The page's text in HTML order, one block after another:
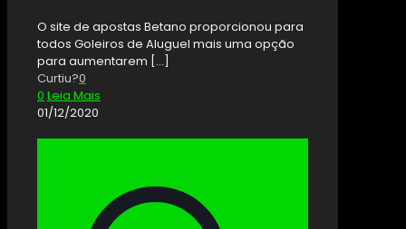
O site de apostas Betano proporcionou para
todos Goleiros de Aluguel mais uma opção
para aumentarem […]
Curtiu?0
0 Leia Mais
01/12/2020